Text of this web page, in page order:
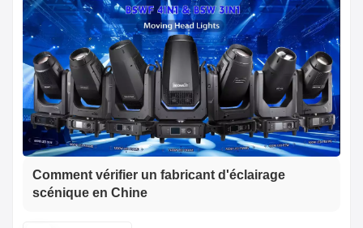
Comment vérifier un fabricant d'éclairage
scénique en Chine